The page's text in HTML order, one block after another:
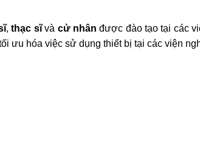
,thạc sĩvà cử nhân được đào tạo tại các
ưu hóa việc sử dụng thiết bị tại các viện